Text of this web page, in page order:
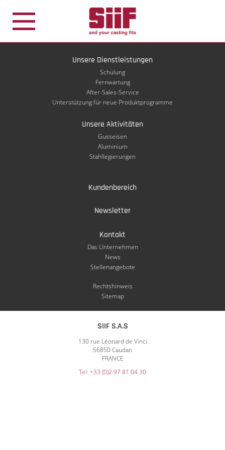
Unsere Dienstleistungen
Schulung
Fernwartung
After-Sales-Service
Unterstützung für neue Produktprogramme
Unsere Aktivitäten
Gusseisen
Aluminium
Stahllegierungen
Kundenbereich
Newsletter
Kontakt
Das Unternehmen
News
Stellenangebote
Rechtshinweis
Sitemap
SIIF S.A.S
130 rue Léonard de Vinci
56850 Caudan
FRANCE
Tel: +33 (0)2 97 81 04 30